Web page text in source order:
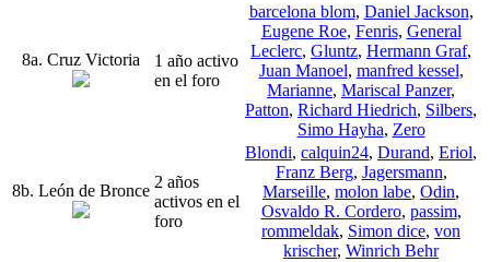
8a. Cruz Victoria
1 año activo
en el foro
barcelona blom, Daniel Jackson,
Eugene Roe, Fenris, General
Leclerc, Gluntz, Hermann Graf,
Juan Manoel, manfred kessel,
Marianne, Mariscal Panzer,
Patton, Richard Hiedrich, Silbers,
Simo Hayha, Zero
8b. León de Bronce 2 años
activos en el
foro
Blondi, calquin24, Durand, Eriol,
Franz Berg, Jagersmann,
Marseille, molon labe, Odin,
Osvaldo R. Cordero, passim,
rommeldak, Simon dice, von
krischer, Winrich Behr